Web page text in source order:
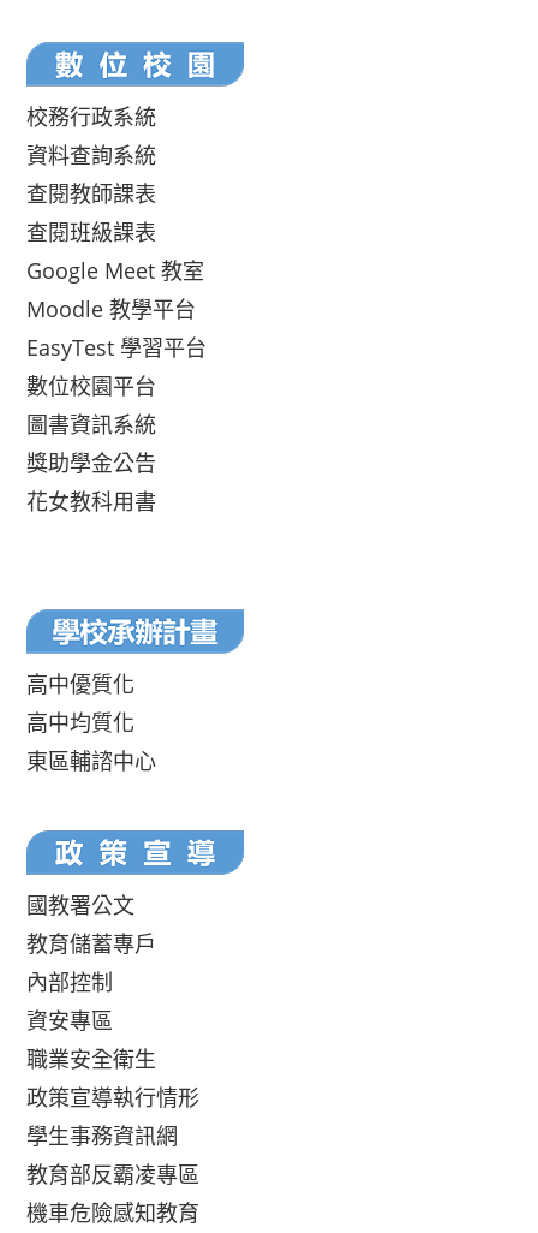
校務行政系統
資料查詢系統
查閱教師課表
查閱班級課表
Google Meet 教室
Moodle 教學平台
EasyTest 學習平台
數位校園平台
圖書資訊系統
獎助學金公告
花女教科用書
高中優質化
高中均質化
東區輔諮中心
國教署公文
教育儲蓄專戶
內部控制
資安專區
職業安全衛生
政策宣導執行情形
學生事務資訊網
教育部反霸凌專區
機車危險感知教育